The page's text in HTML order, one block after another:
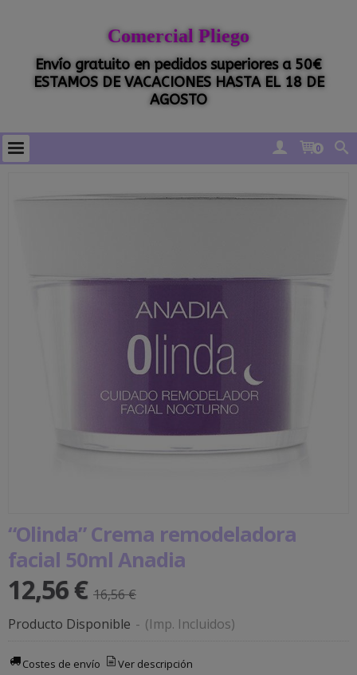
Comercial Pliego
Envío gratuito en pedidos superiores a 50€
ESTAMOS DE VACACIONES HASTA EL 18 DE
AGOSTO
0
“Olinda” Crema remodeladora
facial 50ml Anadia
12,56 € 16,56 €
Producto Disponible - (Imp. Incluidos)
Costes de envío Ver descripción